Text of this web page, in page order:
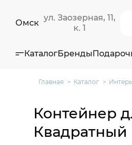
Омск
ул. Заозерная, 11,
к. 1
КаталогБренды
Главная Каталог
Контейнер
Квадратный